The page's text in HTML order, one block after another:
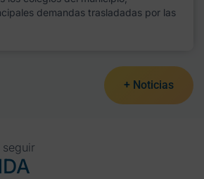
demandas trasladadas por las
+ Noticias
seguir